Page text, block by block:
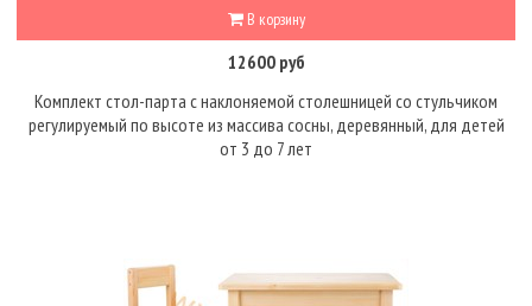
В корзину
12600 руб
Комплект стол-парта с наклоняемой столешницей со стульчиком
регулируемый по высоте из массива сосны, деревянный, для детей
от 3 до 7 лет